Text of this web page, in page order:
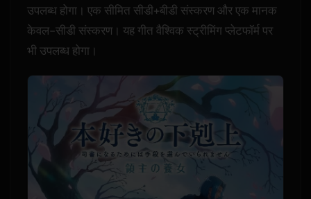
उपलब्ध होगा। एक सीमित सीडी+बीडी संस्करण और एक मानक
केवल-सीडी संस्करण। यह गीत वैश्विक स्ट्रीमिंग प्लेटफॉर्म पर
भी उपलब्ध होगा।